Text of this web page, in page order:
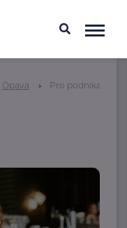
Opava Pro podnikatele